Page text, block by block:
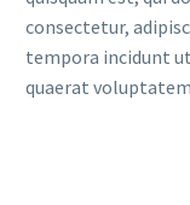
consectetur,
tempora incidunt
quaerat